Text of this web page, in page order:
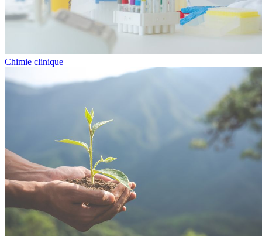
Chimie clinique